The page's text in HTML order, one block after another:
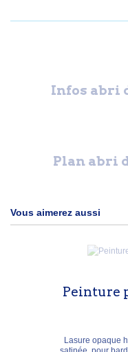
Infos abri
Plan abri
Vous aimerez aussi